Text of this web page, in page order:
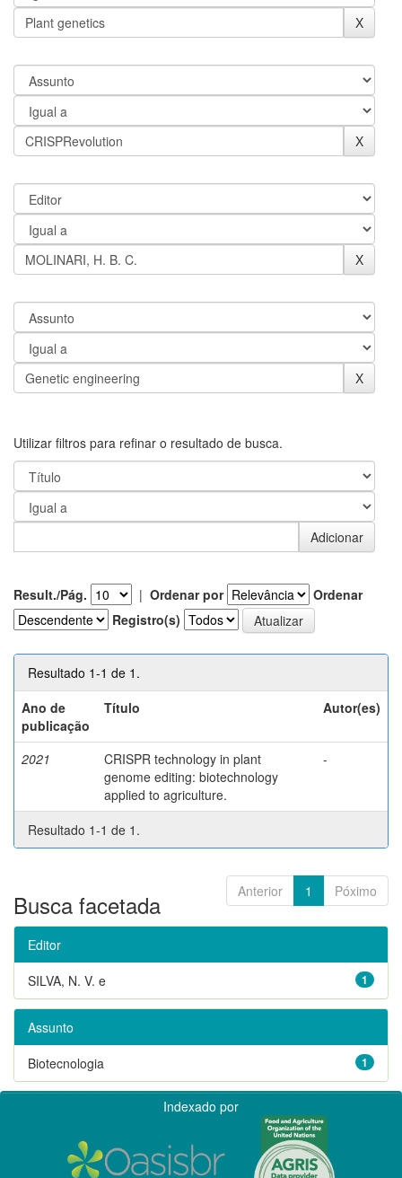
Utilizar filtros para refinar o resultado de busca.
Result./Pág. | Ordenar por
Ordenar
Registro(s)
Resultado 1-1 de 1.
Ano de
publicação
Título Autor(es)
2021
CRISPR technology in plant
genome editing: biotechnology
applied to agriculture.
-
Resultado 1-1 de 1.
Anterior 1 Póximo
Busca facetada
Editor
1
SILVA, N. V. e
Assunto
1
Biotecnologia
Indexado por